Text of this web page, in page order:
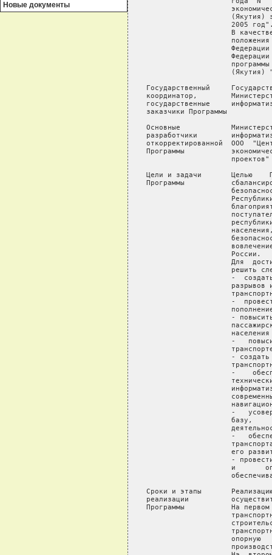
Новые документы